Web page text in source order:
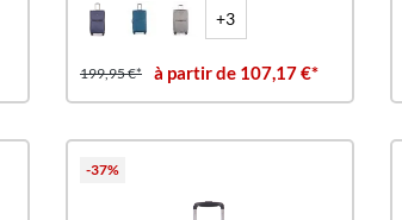
+3
199,95 €* à partir de 107,17 €*
-37%